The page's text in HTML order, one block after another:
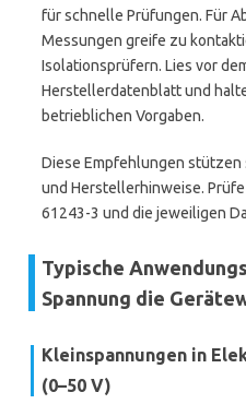
für schnelle Prüfungen. Für
Messungen greife zu
Isolationsprüfern. Lies vor
Herstellerdatenblatt und
betrieblichen Vorgaben.
Diese Empfehlungen stützen
und Herstellerhinweise. Prüfe
61243-3 und die jeweiligen
Typische
Spannung die
Kleinspannungen in
(0–50 V)